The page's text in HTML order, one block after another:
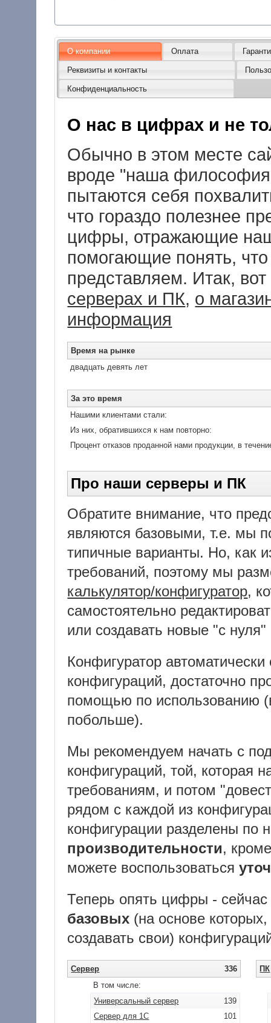
О компании Оплата
Реквизиты и контакты
Конфиденциальность
О нас в цифрах и не
Обычно в этом месте
вроде "наша
пытаются себя
что гораздо полезнее
цифры, отражающие
помогающие понять,
представляем. Итак,
серверах и ПК, о
информация
Время на рынке
двадцать девять лет
За это время
Нашими клиентами стали:
Из них, обратившихся к нам повторно:
Процент отказов проданной нами продукции, в
Про наши серверы и ПК
Обратите внимание, что
являются базовыми, т.е. мы
типичные варианты. Но, как
требований, поэтому мы
калькулятор/конфигуратор,
самостоятельно
или создавать новые "с
Конфигуратор
конфигураций, достаточно
помощью по использованию
побольше).
Мы рекомендуем начать с
конфигураций, той, которая
требованиям, и потом
рядом с каждой из
конфигурации разделены по
производительности,
можете воспользоваться
Теперь опять цифры -
базовых (на основе
создавать свои)
Сервер
336
В том числе:
Универсальный сервер
139
Сервер для 1С
101
ПК